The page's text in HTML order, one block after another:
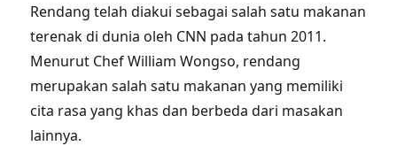
Rendang telah diakui sebagai salah satu makanan
terenak di dunia oleh CNN pada tahun 2011.
Menurut Chef William Wongso, rendang
merupakan salah satu makanan yang memiliki
cita rasa yang khas dan berbeda dari masakan
lainnya.